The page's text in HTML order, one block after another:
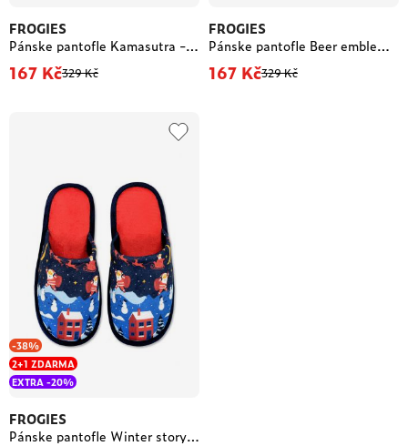
FROGIES
Pánske pantofle Kamasutra - Frogies
329 Kč
167 Kč
FROGIES
Pánske pantofle Beer emblem - Frogies
329 Kč
167 Kč
FROGIES
Pánske pantofle Winter story- Frogies
-38%
2+1 ZDARMA
EXTRA -20%